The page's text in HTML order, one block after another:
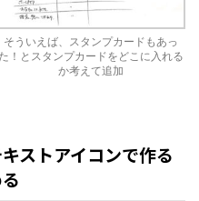
そういえば、スタンプカードもあっ
た！とスタンプカードをどこに入れる
か考えて追加
ストアイコンで作る